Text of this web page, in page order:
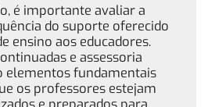
é importante avaliar a
do suporte oferecido
ensino aos educadores.
e assessoria
elementos fundamentais
os professores estejam